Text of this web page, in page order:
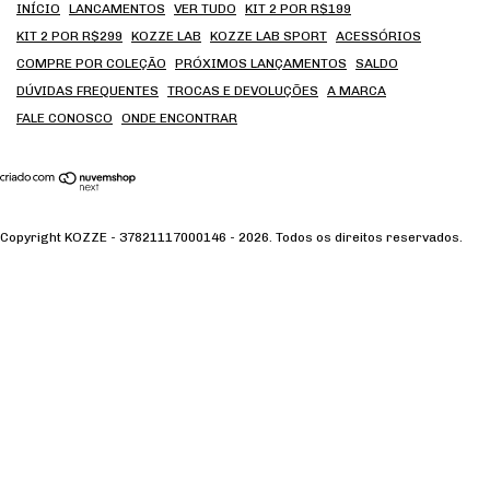
INÍCIO LANCAMENTOS VER TUDO
KIT 2 POR R$199
KIT 2 POR R$299
KOZZE LAB KOZZE LAB SPORT ACESSÓRIOS
COMPRE POR COLEÇÃO
PRÓXIMOS LANÇAMENTOS
SALDO
DÚVIDAS FREQUENTES
TROCAS E DEVOLUÇÕES
A MARCA
FALE CONOSCO
ONDE ENCONTRAR
Copyright KOZZE - 37821117000146 - 2026. Todos os direitos reservados.